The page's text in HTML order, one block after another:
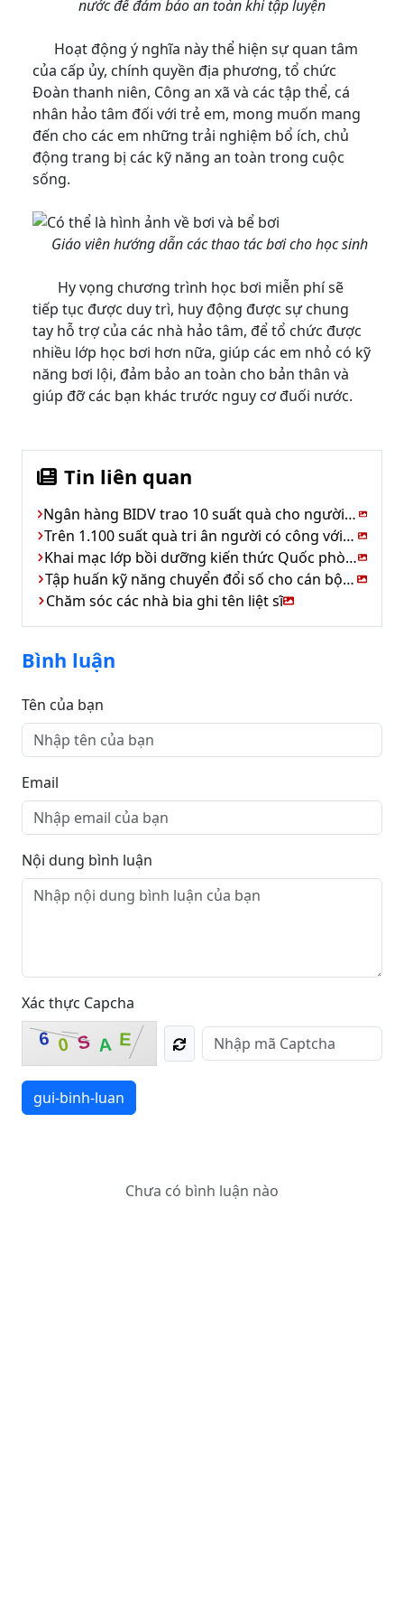
nước để đảm bảo an toàn khi tập luyện
Hoạt động ý nghĩa này thể hiện sự quan tâm
của cấp ủy, chính quyền địa phương, tổ chức
Đoàn thanh niên, Công an xã và các tập thể, cá
nhân hảo tâm đối với trẻ em, mong muốn mang
đến cho các em những trải nghiệm bổ ích, chủ
động trang bị các kỹ năng an toàn trong cuộc
sống.
Giáo viên hướng dẫn các thao tác bơi cho học sinh
Hy vọng chương trình học bơi miễn phí sẽ
tiếp tục được duy trì, huy động được sự chung
tay hỗ trợ của các nhà hảo tâm, để tổ chức được
nhiều lớp học bơi hơn nữa, giúp các em nhỏ có kỹ
năng bơi lội, đảm bảo an toàn cho bản thân và
giúp đỡ các bạn khác trước nguy cơ đuối nước.
Tin liên quan
Ngân hàng BIDV trao 10 suất quà cho người có công xã Kim Hoa
Trên 1.100 suất quà tri ân người có công với cách mạng
Khai mạc lớp bồi dưỡng kiến thức Quốc phòng &An ninh
Tập huấn kỹ năng chuyển đổi số cho cán bộ cơ sở
Chăm sóc các nhà bia ghi tên liệt sĩ
Bình luận
Tên của bạn
Email
Nội dung bình luận
Xác thực Capcha
6 0 S A E
gui-binh-luan
Chưa có bình luận nào